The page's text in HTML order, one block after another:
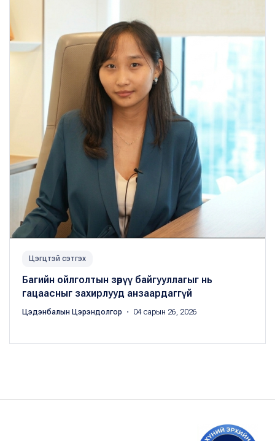
Цэгцтэй сэтгэх
Багийн ойлголтын зөрүү байгууллагыг нь
гацаасныг захирлууд анзаардаггүй
Цэдэнбалын Цэрэндолгор ・ 04 сарын 26, 2026